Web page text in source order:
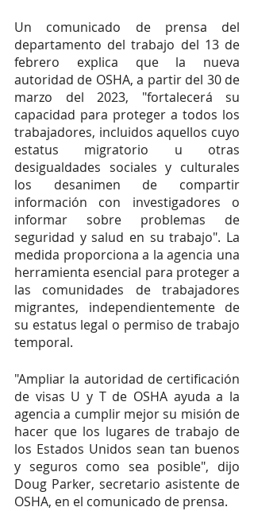
Un comunicado de prensa del
departamento del trabajo del 13 de
febrero explica que la nueva
autoridad de OSHA, a partir del 30 de
marzo del 2023, "fortalecerá su
capacidad para proteger a todos los
trabajadores, incluidos aquellos cuyo
estatus migratorio u otras
desigualdades sociales y culturales
los desanimen de compartir
información con investigadores o
informar sobre problemas de
seguridad y salud en su trabajo". La
medida proporciona a la agencia una
herramienta esencial para proteger a
las comunidades de trabajadores
migrantes, independientemente de
su estatus legal o permiso de trabajo
temporal.
"Ampliar la autoridad de certificación
de visas U y T de OSHA ayuda a la
agencia a cumplir mejor su misión de
hacer que los lugares de trabajo de
los Estados Unidos sean tan buenos
y seguros como sea posible", dijo
Doug Parker, secretario asistente de
OSHA, en el comunicado de prensa.